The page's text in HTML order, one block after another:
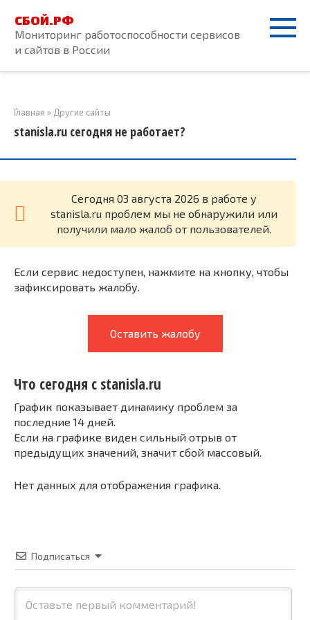
контенту
СБОЙ.РФ
Мониторинг работоспособности сервисов
и сайтов в России
Главная » Другие сайты
stanisla.ru сегодня не работает?
Cегодня 03 августа 2026 в работе у
stanisla.ru проблем мы не обнаружили или
получили мало жалоб от пользователей.
Если сервис недоступен, нажмите на кнопку, чтобы
зафиксировать жалобу.
Оставить жалобу
Что сегодня с stanisla.ru
График показывает динамику проблем за
последние 14 дней.
Если на графике виден сильный отрыв от
предыдущих значений, значит сбой массовый.
Нет данных для отображения графика.
Подписаться